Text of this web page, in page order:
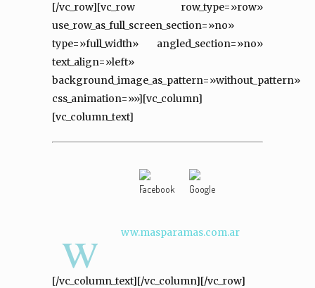
[/vc_row][vc_row row_type=»row»
use_row_as_full_screen_section=»no»
type=»full_width» angled_section=»no»
text_align=»left»
background_image_as_pattern=»without_pattern»
css_animation=»»][vc_column]
[vc_column_text]
w ww.masparamas.com.ar
[/vc_column_text][/vc_column][/vc_row]